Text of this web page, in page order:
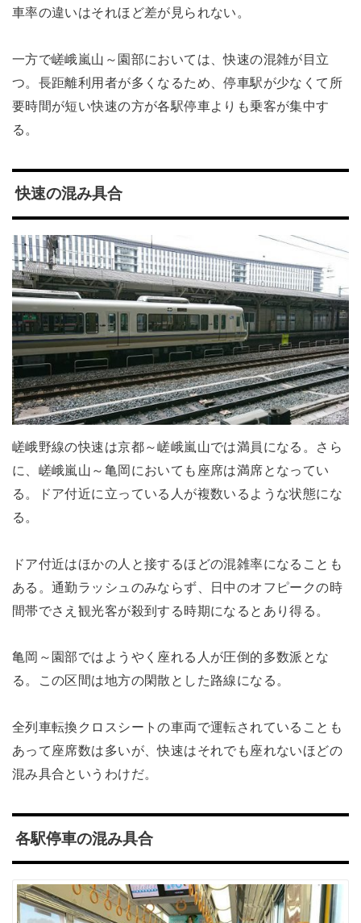
車率の違いはそれほど差が見られない。
一方で嵯峨嵐山～園部においては、快速の混雑が目立
つ。長距離利用者が多くなるため、停車駅が少なくて所
要時間が短い快速の方が各駅停車よりも乗客が集中す
る。
快速の混み具合
嵯峨野線の快速は京都～嵯峨嵐山では満員になる。さら
に、嵯峨嵐山～亀岡においても座席は満席となってい
る。ドア付近に立っている人が複数いるような状態にな
る。
ドア付近はほかの人と接するほどの混雑率になることも
ある。通勤ラッシュのみならず、日中のオフピークの時
間帯でさえ観光客が殺到する時期になるとあり得る。
亀岡～園部ではようやく座れる人が圧倒的多数派とな
る。この区間は地方の閑散とした路線になる。
全列車転換クロスシートの車両で運転されていることも
あって座席数は多いが、快速はそれでも座れないほどの
混み具合というわけだ。
各駅停車の混み具合